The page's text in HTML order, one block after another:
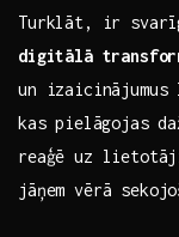
Turklāt, ir
digitālā
un
kas⁣ pielāgojas
reaģē‌ uz
jāņem vērā